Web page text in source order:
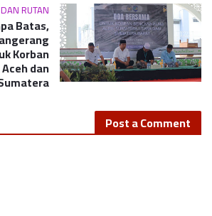
RUTAN
Batas,
Korban
dan
Post a Comment